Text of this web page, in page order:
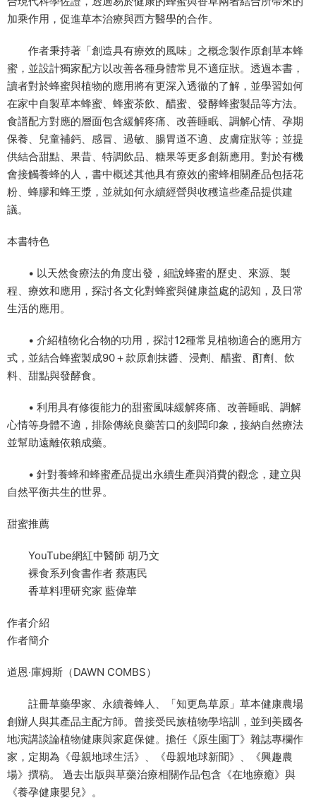
加乘作用，促進草本治療與西方醫學的合作。
作者秉持著「創造具有療效的風味」之概念製作原創草本蜂
蜜，並設計獨家配⽅以改善各種身體常見不適症狀。透過本書，
讀者對於蜂蜜與植物的應用將有更深入透徹的了解，並學習如何
在家中自製草本蜂蜜、蜂蜜茶飲、醋蜜、發酵蜂蜜製品等⽅法。
食譜配方對應的層面包含緩解疼痛、改善睡眠、調解⼼情、孕期
保養、兒童補鈣、感冒、過敏、腸胃道不適、皮膚症狀等；並提
供結合甜點、果昔、特調飲品、糖果等更多創新應用。對於有機
會接觸養蜂的人，書中概述其他具有療效的蜜蜂相關產品包括花
粉、蜂膠和蜂王漿，並就如何永續經營與收穫這些產品提供建
議。
本書特色
• 以天然食療法的角度出發，細說蜂蜜的歷史、來源、製
程、療效和應用，探討各文化對蜂蜜與健康益處的認知，及日常
⽣活的應用。
• 介紹植物化合物的功用，探討12種常見植物適合的應用方
式，並結合蜂蜜製成90＋款原創抹醬、浸劑、醋蜜、酊劑、飲
料、甜點與發酵食。
• 利用具有修復能力的甜蜜風味緩解疼痛、改善睡眠、調解
⼼情等身體不適，排除傳統良藥苦⼝的刻闆印象，接納自然療法
並幫助遠離依賴成藥。
• 針對養蜂和蜂蜜產品提出永續生產與消費的觀念，建立與
自然平衡共生的世界。
甜蜜推薦
YouTube網紅中醫師 胡乃文
裸食系列食書作者 蔡惠民
香草料理研究家 藍偉華
作者介紹
作者簡介
道恩‧庫姆斯（DAWN COMBS）
註冊草藥學家、永續養蜂人、「知更鳥草原」草本健康農場
創辦人與其產品主配⽅師。曾接受⺠族植物學培訓，並到美國各
地演講談論植物健康與家庭保健。擔任《原生園丁》雜誌專欄作
家，定期為《母親地球生活》、《母親地球新聞》、《興趣農
場》撰稿。 過去出版與草藥治療相關作品包含《在地療癒》與
《養孕健康嬰兒》。